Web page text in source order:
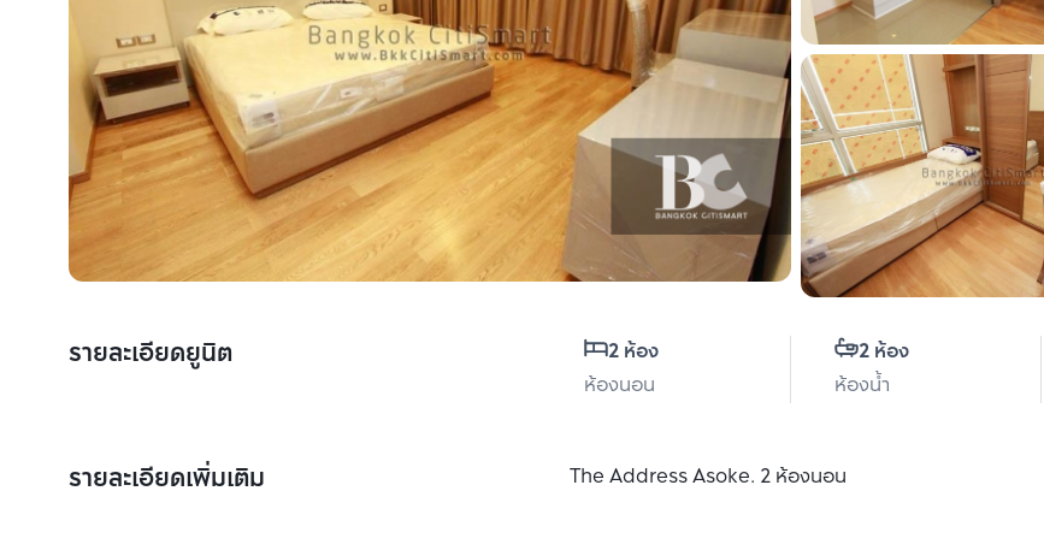
รายละเอียดยูนิต
2 ห้อง
ห้องนอน
2 ห้อง
ห้องน้ำ
รายละเอียดเพิ่มเติม The Address Asoke. 2 ห้องนอน